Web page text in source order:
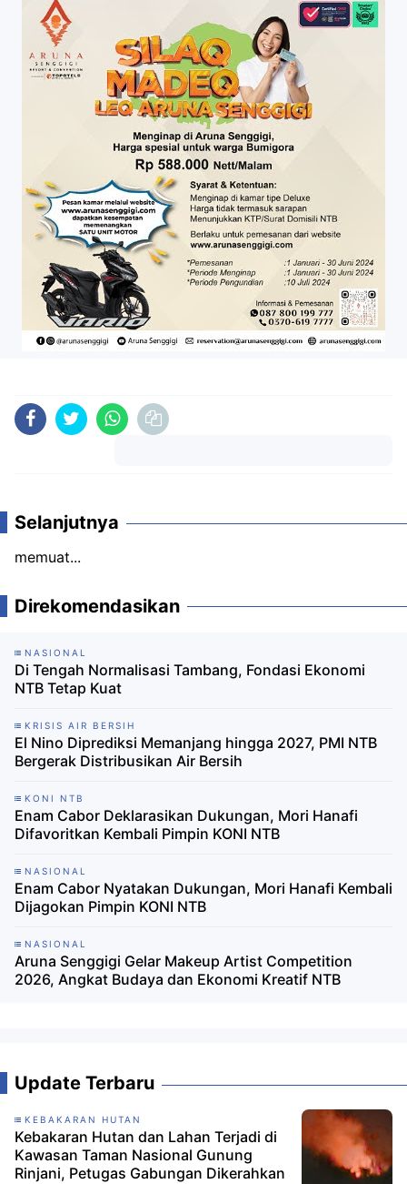
Selanjutnya
memuat...
Direkomendasikan
NASIONAL
Di Tengah Normalisasi Tambang, Fondasi Ekonomi
NTB Tetap Kuat
KRISIS AIR BERSIH
El Nino Diprediksi Memanjang hingga 2027, PMI NTB
Bergerak Distribusikan Air Bersih
KONI NTB
Enam Cabor Deklarasikan Dukungan, Mori Hanafi
Difavoritkan Kembali Pimpin KONI NTB
NASIONAL
Enam Cabor Nyatakan Dukungan, Mori Hanafi Kembali
Dijagokan Pimpin KONI NTB
NASIONAL
Aruna Senggigi Gelar Makeup Artist Competition
2026, Angkat Budaya dan Ekonomi Kreatif NTB
Update Terbaru
KEBAKARAN HUTAN
Kebakaran Hutan dan Lahan Terjadi di
Kawasan Taman Nasional Gunung
Rinjani, Petugas Gabungan Dikerahkan